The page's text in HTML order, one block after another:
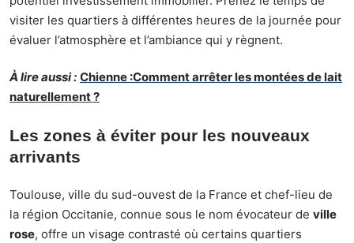
visiter les quartiers à différentes heures de la journée pour
évaluer l’atmosphère et l’ambiance qui y règnent.
À lire aussi : Chienne :Comment arrêter les montées de lait
naturellement ?
Les zones à éviter pour les nouveaux
arrivants
Toulouse, ville du sud-ouvest de la France et chef-lieu de
la région Occitanie, connue sous le nom évocateur de ville
rose, offre un visage contrasté où certains quartiers